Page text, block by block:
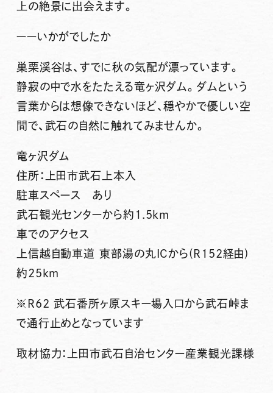
上の絶景に出会えます。
ーーいかがでしたか
巣栗渓谷は、すでに秋の気配が漂っています。
静寂の中で水をたたえる竜ヶ沢ダム。ダムという
言葉からは想像できないほど、穏やかで優しい空
間で、武石の自然に触れてみませんか。
竜ヶ沢ダム
住所：上田市武石上本入
駐車スペース あり
武石観光センターから約1.5km
車でのアクセス
上信越自動車道 東部湯の丸ICから(R152経由)
約25km
※R62 武石番所ヶ原スキー場入口から武石峠ま
で通行止めとなっています
取材協力：上田市武石自治センター産業観光課様